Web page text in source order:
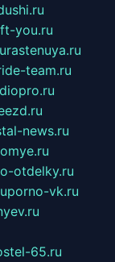
you.ru
rastenuya.ru
team.ru
news.ru
otdelky.ru
porno-vk.ru
65.ru